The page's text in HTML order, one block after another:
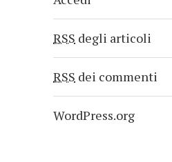
RSS degli articoli
RSS dei commenti
WordPress.org